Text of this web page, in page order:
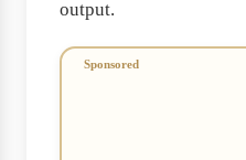
output.